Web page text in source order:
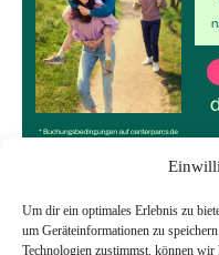
Um dir ein optimales Erlebnis zu
um Geräteinformationen zu
Technologien zustimmst, können
Start